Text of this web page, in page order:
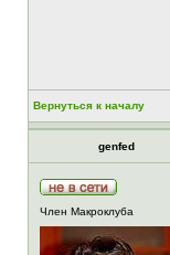
Вернуться к началу
genfed
Член Макроклуба